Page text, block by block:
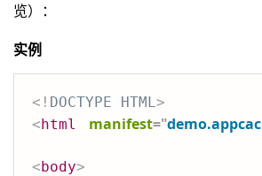
览）：
实例
<! DOCTYPE HTML>
<html manifest="
<body>